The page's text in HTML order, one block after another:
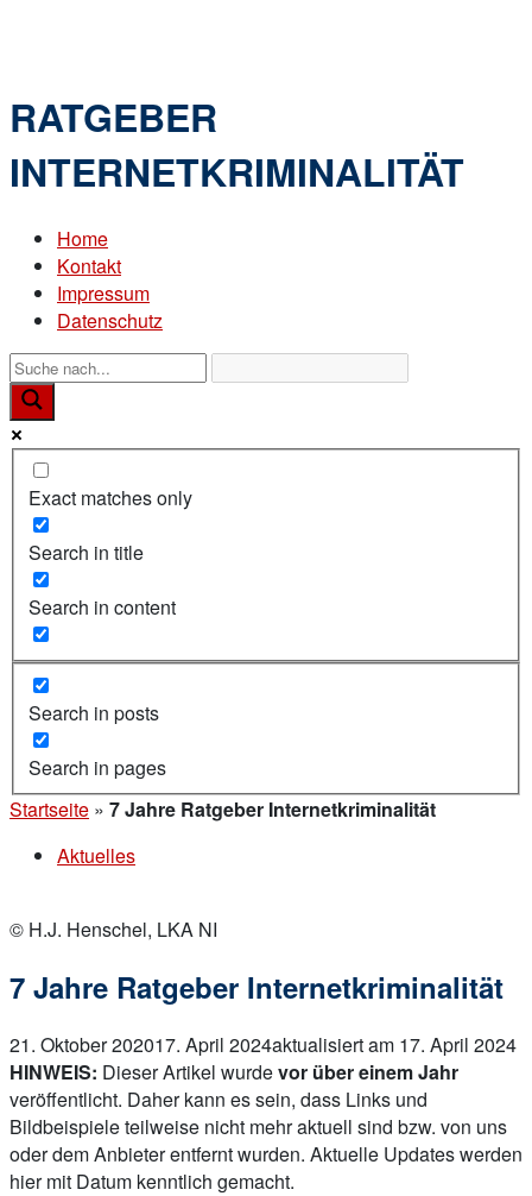
RATGEBER
INTERNETKRIMINALITÄT
Home
Kontakt
Impressum
Datenschutz
Exact matches only
Search in title
Search in content
Search in posts
Search in pages
Startseite » 7 Jahre Ratgeber Internetkriminalität
Aktuelles
© H.J. Henschel, LKA NI
7 Jahre Ratgeber Internetkriminalität
21. Oktober 202017. April 2024aktualisiert am 17. April 2024
HINWEIS: Dieser Artikel wurdevor über einem Jahr
veröffentlicht. Daher kann es sein, dass Links und
Bildbeispiele teilweise nicht mehr aktuell sind bzw. von uns
oder dem Anbieter entfernt wurden. Aktuelle Updates werden
hier mit Datum kenntlich gemacht.